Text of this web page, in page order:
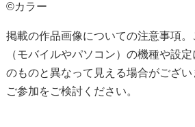
©カラー
掲載の作品画像についての注意事項
（モバイルやパソコン）の機種や設
のものと異なって見える場合がござい
ご参加をご検討ください。